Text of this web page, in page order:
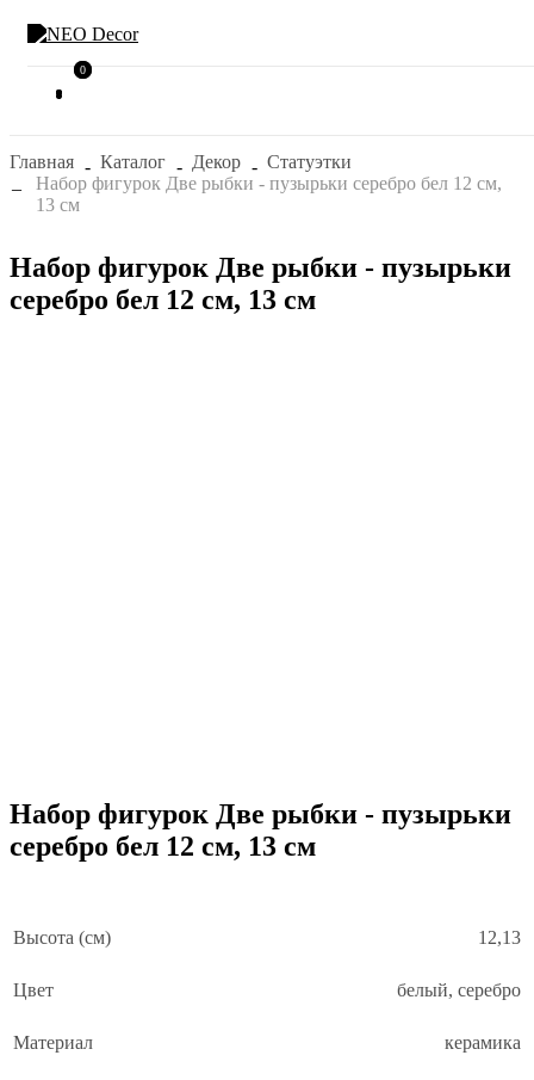
0
0
Главная Каталог Декор
Статуэтки
Набор фигурок Две рыбки - пузырьки серебро бел 12 см,
13 см
Набор фигурок Две рыбки - пузырьки
серебро бел 12 см, 13 см
Набор фигурок Две рыбки - пузырьки
серебро бел 12 см, 13 см
Высота (см) 12,13
Цвет белый, серебро
Материал керамика